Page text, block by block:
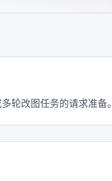
轮改图任务的请求准备。